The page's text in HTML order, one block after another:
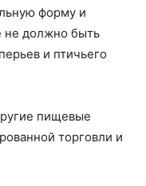
форму и
не должно быть
и птичьего
пищевые
торговли и